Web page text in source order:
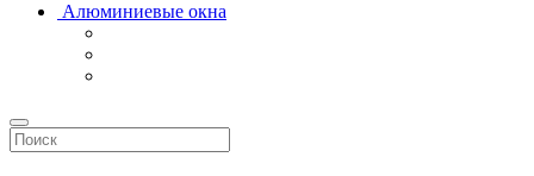
Алюминиевые окна